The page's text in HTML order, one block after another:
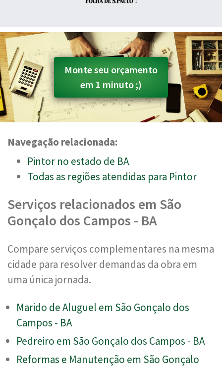
Monte seu orçamento
em 1 minuto ;)
Navegação relacionada:
Pintor no estado de BA
Todas as regiões atendidas para Pintor
Serviços relacionados em São
Gonçalo dos Campos - BA
Compare serviços complementares na mesma
cidade para resolver demandas da obra em
uma única jornada.
Marido de Aluguel em São Gonçalo dos
Campos - BA
Pedreiro em São Gonçalo dos Campos - BA
Reformas e Manutenção em São Gonçalo